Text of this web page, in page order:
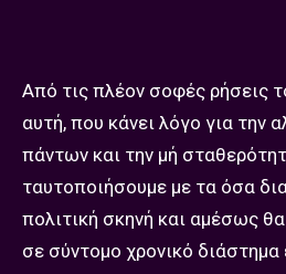
Από τις πλέον σοφές ρήσεις
αυτή, που κάνει λόγο για την
πάντων και την μή
ταυτοποιήσουμε με τα όσα
πολιτική σκηνή και αμέσως
σε σύντομο χρονικό διάστημα